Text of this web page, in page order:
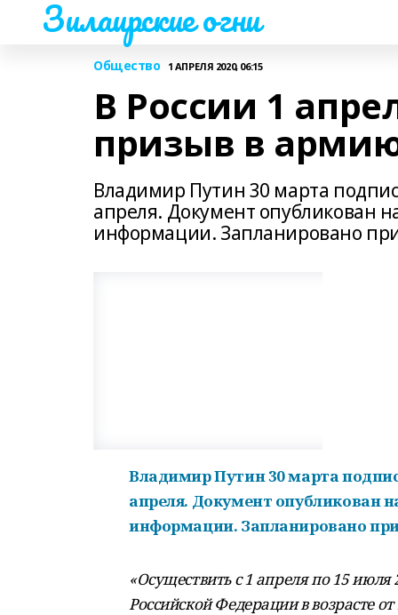
Зилаирские огни
Общество 1 АПРЕЛЯ 2020, 06:15
В России 1
призыв в
Владимир Путин 30 марта
апреля. Документ опубликован
информации. Запланировано
Владимир Путин 30 марта
апреля. Документ опубликован
информации. Запланировано
«Осуществить с 1 апреля по 15
Российской Федерации в возрасте